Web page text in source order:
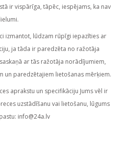
ir vispārīga, tāpēc, iespējams, ka nav
izmantot, lūdzam rūpīgi iepazīties ar
ja tāda ir paredzēta no ražotāja
ar tās ražotāja norādījumiem,
un paredzētajiem lietošanas mērķiem.
aprakstu un specifikāciju Jums vēl ir
uzstādīšanu vai lietošanu, lūgums
info@24a.lv